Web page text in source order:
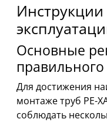
Инструкции
Основные
Для достижения
монтаже труб PE-
соблюдать